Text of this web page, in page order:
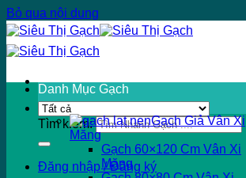
Bỏ qua nội dung
Tìm kiếm:
Đăng nhập / Đăng ký
Danh Mục Gạch
Gạch Giả Vân Xi
Măng
Gạch 60×120 Cm Vân Xi
Măng